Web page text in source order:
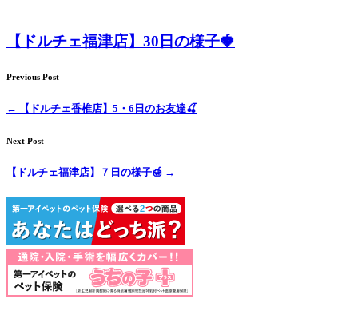
【ドルチェ福津店】30日の様子🍓
Previous Post
← 【ドルチェ香椎店】5・6日のお友達🍒
Next Post
【ドルチェ福津店】７日の様子🍯 →